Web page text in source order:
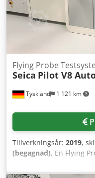
Tyskland 1 121 km
Flying Probe
Seica Pilot V8
Tillverkningsår: 2019,
(begagnad), En Flying
Series med inline-
vridning av